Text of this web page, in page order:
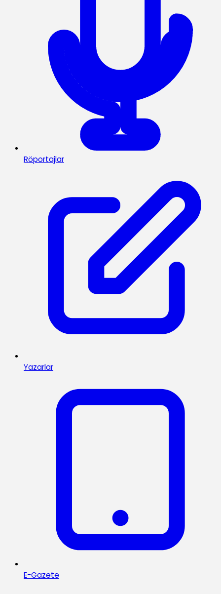
Röportajlar
Yazarlar
E-Gazete